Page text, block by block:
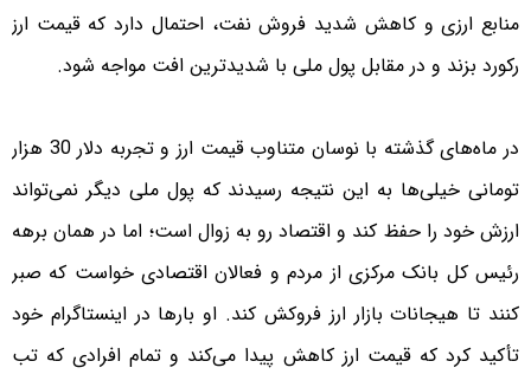
منابع ارزی و کاهش شدید فروش نفت، احتمال دارد که قیمت ارز
رکورد بزند و در مقابل پول ملی با شدیدترین افت مواجه شود.
در ماه‌های گذشته با نوسان متناوب قیمت ارز و تجربه دلار 30 هزار
تومانی خیلی‌ها به این نتیجه رسیدند که پول ملی دیگر نمی‌تواند
ارزش خود را حفظ کند و اقتصاد رو به زوال است؛ اما در همان برهه
رئیس کل بانک مرکزی از مردم و فعالان اقتصادی خواست که صبر
کنند تا هیجانات بازار ارز فروکش کند. او بارها در اینستاگرام خود
تأکید کرد که قیمت ارز کاهش پیدا می‌کند و تمام افرادی که تب